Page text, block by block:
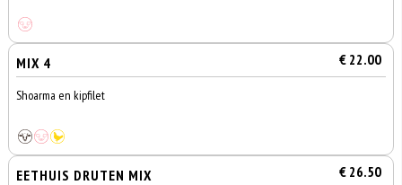
MIX 4 € 22.00
Shoarma en kipfilet
EETHUIS DRUTEN MIX € 26.50